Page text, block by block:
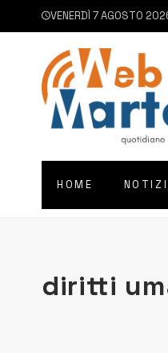
VENERDÌ 7 AGOSTO7
HOME
diritti